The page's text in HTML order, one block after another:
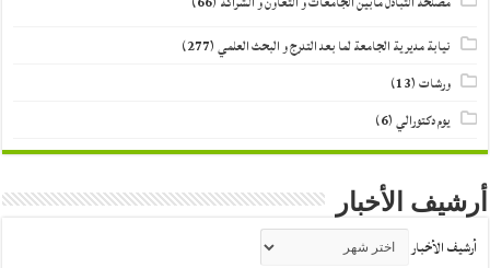
نيابة مديرية الجامعة لما بعد التدرج و البحث العلمي(277)
ورشات(13)
يوم دكتورالي(6)
أرشيف الأخبار
أرشيف الأخبار